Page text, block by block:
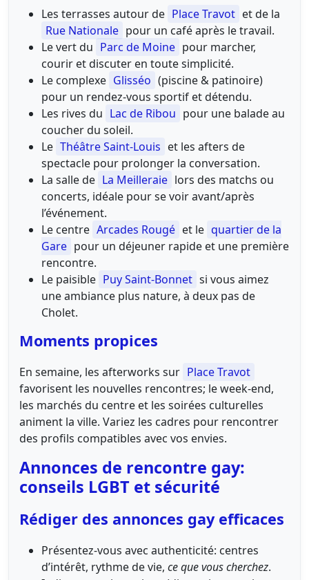
Les terrasses autour de Place Travot et de la
Rue Nationale pour un café après le travail.
Le vert du Parc de Moine pour marcher,
courir et discuter en toute simplicité.
Le complexe Glisséo (piscine & patinoire)
pour un rendez-vous sportif et détendu.
Les rives du Lac de Ribou pour une balade au
coucher du soleil.
Le Théâtre Saint-Louis et les afters de
spectacle pour prolonger la conversation.
La salle de La Meilleraie lors des matchs ou
concerts, idéale pour se voir avant/après
l’événement.
Le centre Arcades Rougé et le quartier de la
Gare pour un déjeuner rapide et une première
rencontre.
Le paisible Puy Saint-Bonnet si vous aimez
une ambiance plus nature, à deux pas de
Cholet.
Moments propices
En semaine, les afterworks sur Place Travot
favorisent les nouvelles rencontres; le week-end,
les marchés du centre et les soirées culturelles
animent la ville. Variez les cadres pour rencontrer
des profils compatibles avec vos envies.
Annonces de rencontre gay:
conseils LGBT et sécurité
Rédiger des annonces gay efficaces
Présentez-vous avec authenticité: centres
d’intérêt, rythme de vie, ce que vous cherchez.